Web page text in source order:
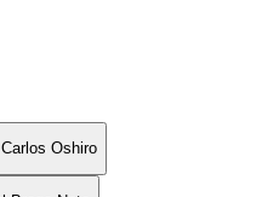
Oshiro